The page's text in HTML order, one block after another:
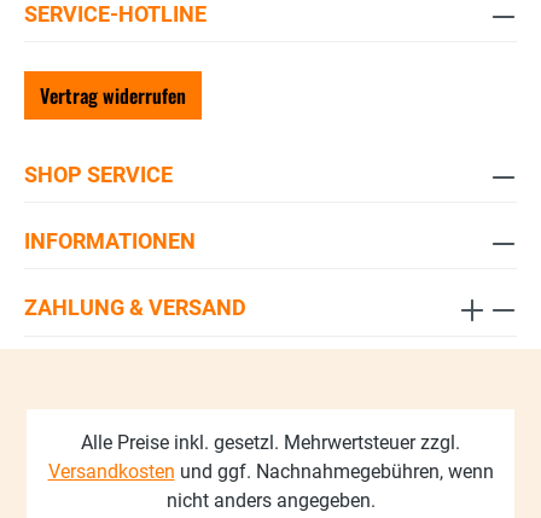
SERVICE-HOTLINE
Vertrag widerrufen
SHOP SERVICE
INFORMATIONEN
ZAHLUNG & VERSAND
Alle Preise inkl. gesetzl. Mehrwertsteuer zzgl.
Versandkosten und ggf. Nachnahmegebühren, wenn
nicht anders angegeben.